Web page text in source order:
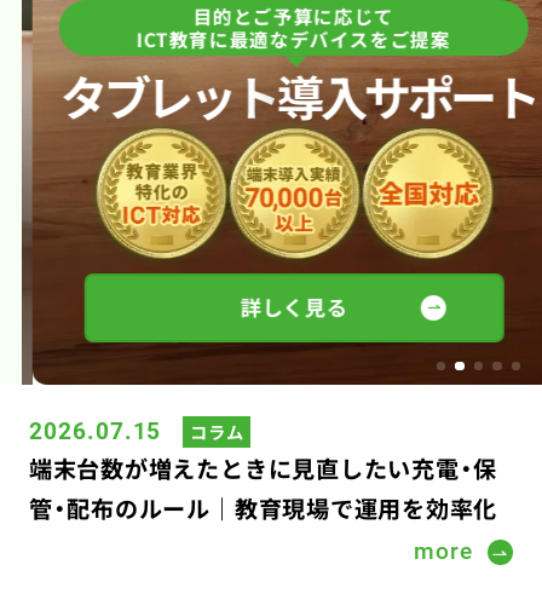
目的とご予算に応じて
ICT教育に最適なデバイスをご提案
タブレット導入サポート
詳しく見る
2026.07.02 コラム
タブレットの寿命、何年？｜学校・塾で失敗し
ない買い替え判断時期
コラム
学校・塾のICT担当者が抱えやすい悩みとは？
よくある課題と見直しポイントを整理
2026.07.15 コラム
端末台数が増えたときに見直したい充電・保
管・配布のルール｜教育現場で運用を効率化
more